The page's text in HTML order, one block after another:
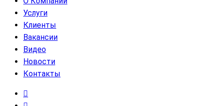
Услуги
Клиенты
Вакансии
Видео
Новости
Контакты